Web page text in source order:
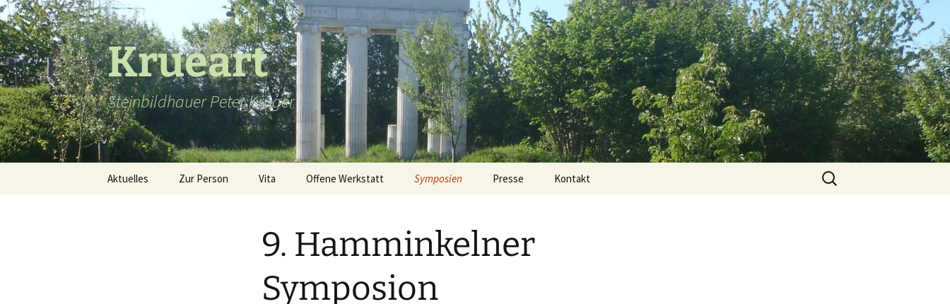
Zum
Inhalt
springen
Krueart
Steinbildhauer Peter Krüger
Aktuelles Zur Person Vita Offene Werkstatt Symposien
2. Hamminkelner
3. Hamminkelner
Presse Kontakt
Suchen
nach:
9. Hamminkelner
Symposion